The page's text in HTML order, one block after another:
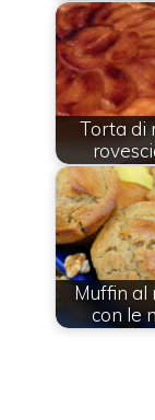
Torta di
Muffin al
con le